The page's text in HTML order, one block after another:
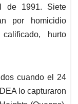
de 1991. Siete
por homicidio
hurto
cuando el 24
lo capturaron